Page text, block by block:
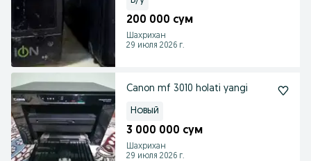
200 000 сум
Шахрихан
29 июля 2026 г.
Canon mf 3010 holati yangi
Новый
3 000 000 сум
Шахрихан
29 июля 2026 г.